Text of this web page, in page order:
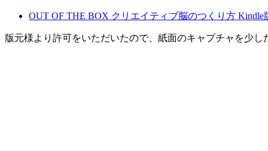
OUT OF THE BOX クリエイティブ脳のつくり方 Kindle
版元様より許可をいただいたので、紙面のキャプチャを少し